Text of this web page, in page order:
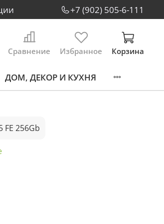
+7 (902) 505-6-111
Сравнение Избранное Корзина
ДОМ, ДЕКОР И КУХНЯ
FE 256Gb